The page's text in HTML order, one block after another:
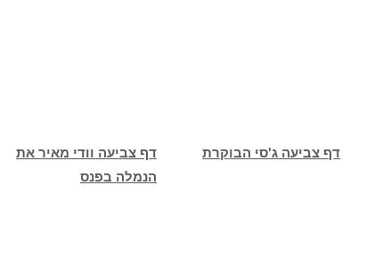
דף צביעה וודי מאיר את
הנמלה בפנס
דף צביעה ג'סי הבוקרת